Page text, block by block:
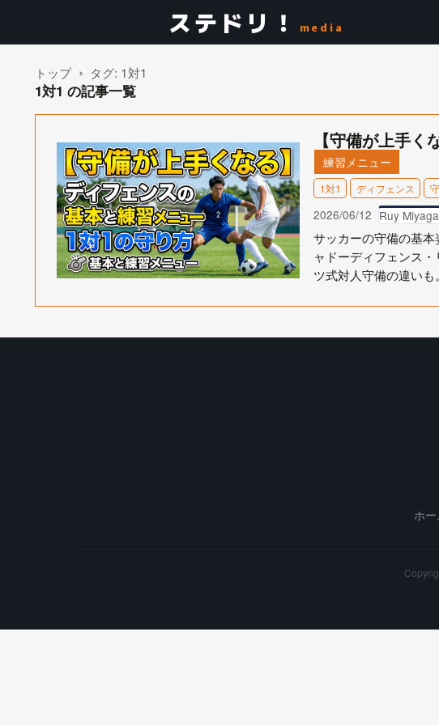
ステドリ！ media
トップ タグ: 1対1
1対1 の記事一覧
【守備が上手
練習メニュー
1対1 ディフェンス
2026/06/12 Ruy
サッカーの守備の基
ャドーディフェンス
ツ式対人守備の違いも。
ホー